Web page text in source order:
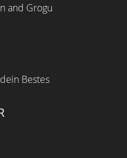
and Grogu
Bestes